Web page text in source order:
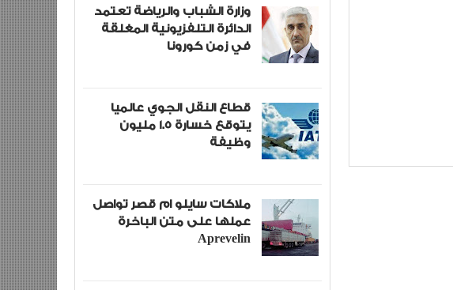
وزارة الشباب والرياضة تعتمد
الدائرة التلفزيونية المغلقة
في زمن كورونا
قطاع النقل الجوي عالميا
يتوقع خسارة 1.5 مليون
وظيفة
ملاكات سايلو ام قصر تواصل
عملها على متن الباخرة
Aprevelin